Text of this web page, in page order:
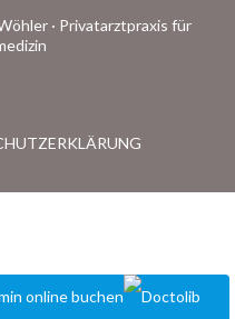
· Privatarztpraxis für
online buchen